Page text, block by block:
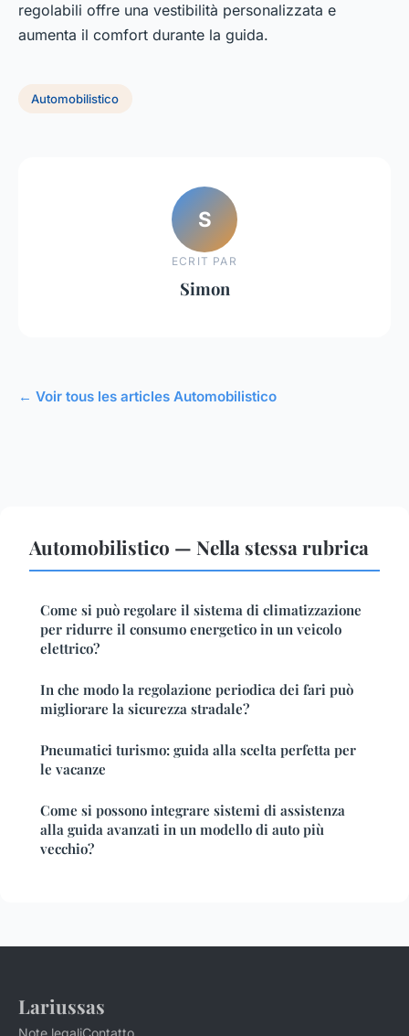
regolabili offre una vestibilità personalizzata e
aumenta il comfort durante la guida.
Automobilistico
S
ECRIT PAR
Simon
← Voir tous les articles Automobilistico
Automobilistico — Nella stessa rubrica
Come si può regolare il sistema di climatizzazione
per ridurre il consumo energetico in un veicolo
elettrico?
In che modo la regolazione periodica dei fari può
migliorare la sicurezza stradale?
Pneumatici turismo: guida alla scelta perfetta per
le vacanze
Come si possono integrare sistemi di assistenza
alla guida avanzati in un modello di auto più
vecchio?
Lariussas